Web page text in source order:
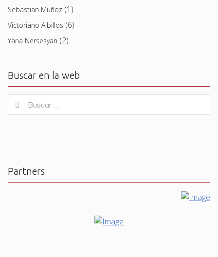
Sebastian Muñoz (1)
Victoriano Albillos (6)
Yana Nersesyan (2)
Buscar en la web
for:
Buscar
Partners